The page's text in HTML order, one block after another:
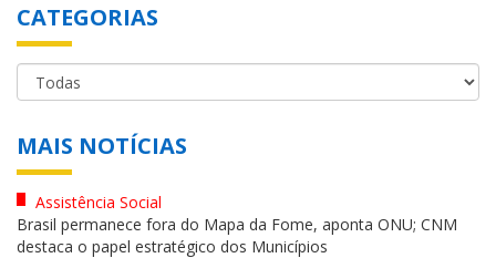
CATEGORIAS
MAIS NOTÍCIAS
Assistência Social
Brasil permanece fora do Mapa da Fome, aponta ONU; CNM
destaca o papel estratégico dos Municípios